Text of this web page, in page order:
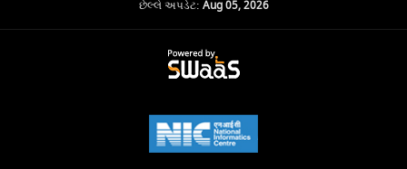
છેલ્લે અપડેટ: Aug 05, 2026